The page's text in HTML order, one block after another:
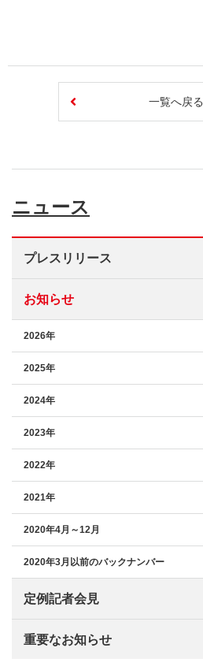
一覧へ戻る
ニュース
プレスリリース
お知らせ
2026年
2025年
2024年
2023年
2022年
2021年
2020年4月～12月
2020年3月以前のバックナンバー
定例記者会見
重要なお知らせ